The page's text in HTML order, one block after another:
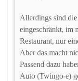
Allerdings sind
eingeschränkt, im
Restaurant, nur
Aber das macht
Passend dazu
Auto (Twingo-e)